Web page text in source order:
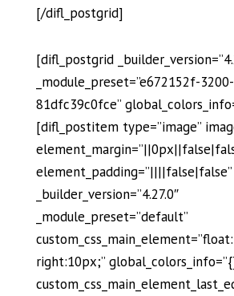
[/difl_postgrid]
[difl_postgrid
_module_preset=”e672152f-
81dfc39c0fce”
[difl_postitem type=”image”
element_padding=”||||false|false”
_builder_version=”4.27.0″
_module_preset=”default”
right:10px;”